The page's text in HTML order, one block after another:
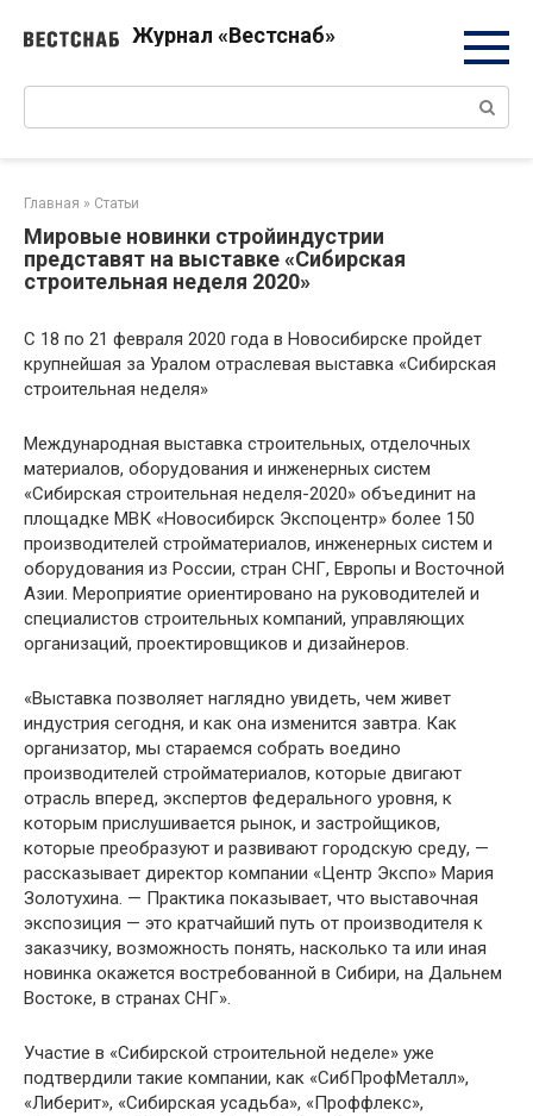
Журнал «Вестснаб»
Главная » Статьи
Мировые новинки стройиндустрии
представят на выставке «Сибирская
строительная неделя 2020»
С 18 по 21 февраля 2020 года в Новосибирске пройдет
крупнейшая за Уралом отраслевая выставка «Сибирская
строительная неделя»
Международная выставка строительных, отделочных
материалов, оборудования и инженерных систем
«Сибирская строительная неделя-2020» объединит на
площадке МВК «Новосибирск Экспоцентр» более 150
производителей стройматериалов, инженерных систем и
оборудования из России, стран СНГ, Европы и Восточной
Азии. Мероприятие ориентировано на руководителей и
специалистов строительных компаний, управляющих
организаций, проектировщиков и дизайнеров.
«Выставка позволяет наглядно увидеть, чем живет
индустрия сегодня, и как она изменится завтра. Как
организатор, мы стараемся собрать воедино
производителей стройматериалов, которые двигают
отрасль вперед, экспертов федерального уровня, к
которым прислушивается рынок, и застройщиков,
которые преобразуют и развивают городскую среду, —
рассказывает директор компании «Центр Экспо» Мария
Золотухина. — Практика показывает, что выставочная
экспозиция — это кратчайший путь от производителя к
заказчику, возможность понять, насколько та или иная
новинка окажется востребованной в Сибири, на Дальнем
Востоке, в странах СНГ».
Участие в «Сибирской строительной неделе» уже
подтвердили такие компании, как «СибПрофМеталл»,
«Либерит», «Сибирская усадьба», «Проффлекс»,